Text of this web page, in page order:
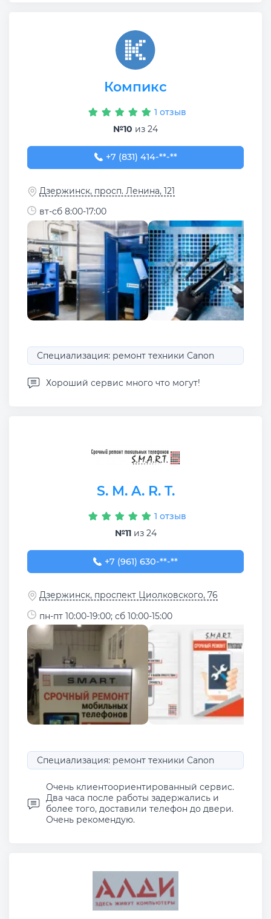
Компикс
1 отзыв
№10 из 24
+7 (831) 414-10-41
+7 (831) 414-**-**
Дзержинск, просп. Ленина, 121
вт-сб 8:00-17:00
Специализация: ремонт техники Canon
Хороший сервис много что могут!
S. M. A. R. T.
1 отзыв
№11из 24
+7 (961) 630-96-61
+7 (961) 630-**-**
Дзержинск, проспект Циолковского, 76
пн-пт 10:00-19:00; сб 10:00-15:00
Специализация: ремонт техники Canon
Очень клиентоориентированный сервис.
Два часа после работы задержались и
более того, доставили телефон до двери.
Очень рекомендую.